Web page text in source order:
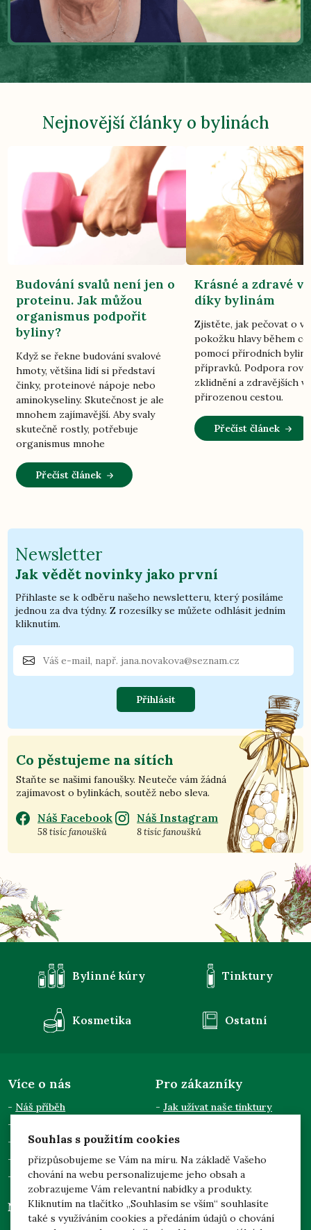
Souhlas s použitím cookies
přizpůsobujeme se Vám na míru. Na základě Vašeho
chování na webu personalizujeme jeho obsah a
zobrazujeme Vám relevantní nabídky a produkty.
Kliknutím na tlačítko „Souhlasím se vším“ souhlasíte
také s využíváním cookies a předáním údajů o chování
Nejnovější články o bylinách
Budování svalů není jen o
proteinu. Jak můžou
organismus podpořit
byliny?
Když se řekne budování svalové
hmoty, většina lidí si představí
činky, proteinové nápoje nebo
aminokyseliny. Skutečnost je ale
mnohem zajímavější. Aby svaly
skutečně rostly, potřebuje
organismus mnohe
Přečíst článek
Krásné a zdravé
díky bylinám
Zjistěte, jak pečovat o
pokožku hlavy během
pomocí přírodních
přípravků. Podpora
zklidnění a zdravějších
přirozenou cestou.
Přečíst článek
Newsletter
Jak vědět novinky jako první
Přihlaste se k odběru našeho newsletteru, který posíláme
jednou za dva týdny. Z rozesílky se můžete odhlásit jedním
kliknutím.
Přihlásit
Co pěstujeme na sítích
Staňte se našimi fanoušky. Neuteče vám žádná
zajímavost o bylinkách, soutěž nebo sleva.
Náš Facebook
58 tisíc fanoušků
Náš Instagram
8 tisíc fanoušků
Bylinné kúry Tinktury
Kosmetika Ostatní
Více o nás
Náš příběh
Kontakty
Pro odběratele
Dotace EU
Pro zákazníky
Jak užívat naše tinktury
Doprava a platba
Zpracování osobních údajů
Něco navíc
Mgr. Jarmila Podhorná
(Naděje)